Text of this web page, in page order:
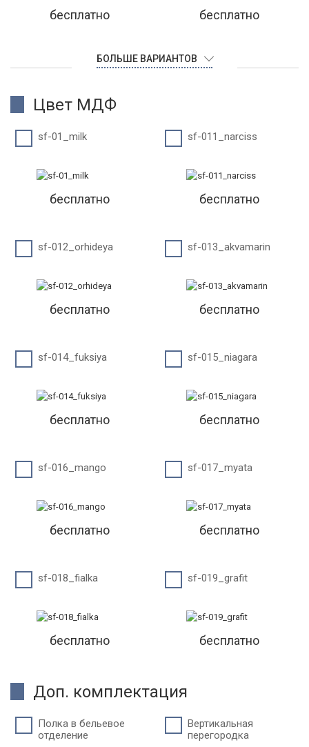
бесплатно бесплатно
БОЛЬШЕ ВАРИАНТОВ
Цвет МДФ
sf-01_milk
бесплатно
sf-011_narciss
бесплатно
sf-012_orhideya
бесплатно
sf-013_akvamarin
бесплатно
sf-014_fuksiya
бесплатно
sf-015_niagara
бесплатно
sf-016_mango
бесплатно
sf-017_myata
бесплатно
sf-018_fialka
бесплатно
sf-019_grafit
бесплатно
Доп. комплектация
Полка в бельевое
отделение
Вертикальная
перегородка